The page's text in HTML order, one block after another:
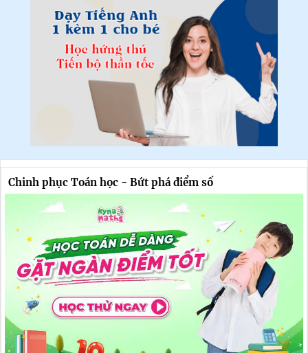
Chinh phục Toán học - Bứt phá điểm số